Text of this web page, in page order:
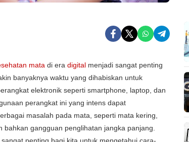
mata di era digital menjadi sangat penting
banyaknya waktu yang dihabiskan untuk
elektronik seperti smartphone, laptop, dan
perangkat ini yang intens dapat
masalah pada mata, seperti mata kering,
bahkan gangguan penglihatan jangka panjang.